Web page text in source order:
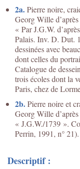
2a.Pierre noire,
Georg Wille
« Par J.G.W.
Palais. Inv. D. Dut.
dessinées avec
dont celles du
Catalogue de
trois écoles dont la
Paris, chez de
2b.Pierre noire et
Georg Wille
« J.G.W./1739 ».
Perrin, 1991, n° 21).
Descriptif :